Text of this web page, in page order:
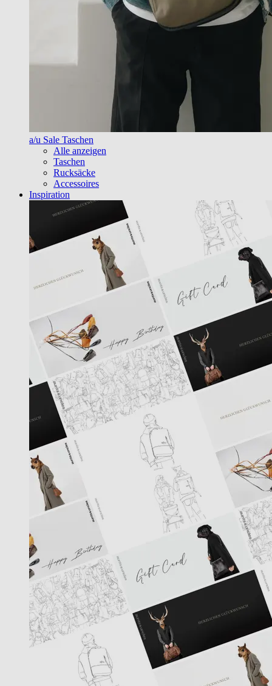
a/u Sale Taschen
Alle anzeigen
Taschen
Rucksäcke
Accessoires
Inspiration